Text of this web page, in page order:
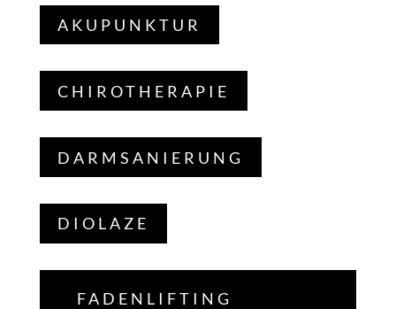
AKUPUNKTUR
CHIROTHERAPIE
DARMSANIERUNG
DIOLAZE
FADENLIFTING